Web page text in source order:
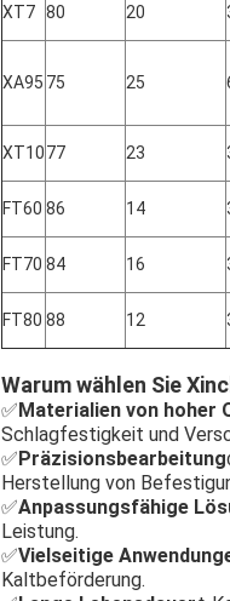
XT7 80 20
XA95 75 25
XT1077 23
FT60 86 14
FT70 84 16
FT80 88 12
Warum wählen Sie
✅Materialien von hoher
Schlagfestigkeit und
✅Präzisionsbearbeitung
Herstellung von
✅Anpassungsfähige
Leistung.
✅Vielseitige
Kaltbeförderung.